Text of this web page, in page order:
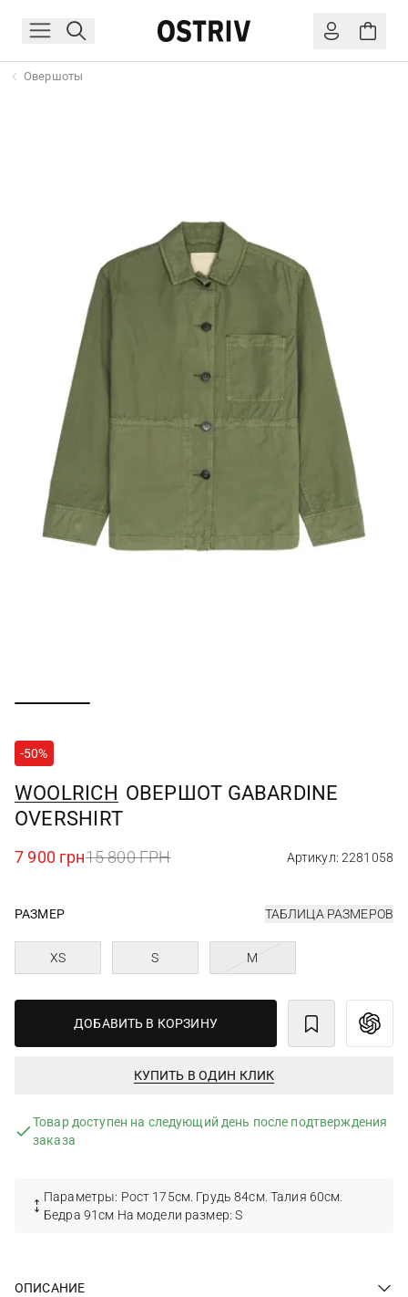
Овершоты
-50%
WOOLRICH ОВЕРШОТ GABARDINE
OVERSHIRT
7 900 грн15 800 ГРН Артикул: 2281058
РАЗМЕР ТАБЛИЦА РАЗМЕРОВ
XS S M
ДОБАВИТЬ В КОРЗИНУ
КУПИТЬ В ОДИН КЛИК
Товар доступен на следующий день после подтверждения
заказа
Параметры: Рост 175см. Грудь 84см. Талия 60см.
Бедра 91см На модели размер: S
ОПИСАНИЕ